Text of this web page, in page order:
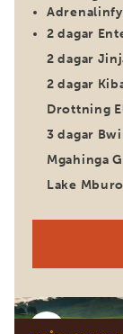
2 dagar
2 dagar
2 dagar
Drottning
3 dagar
Mgahinga
Lake
Uganda